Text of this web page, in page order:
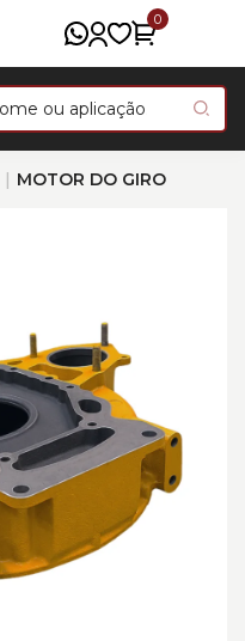
0
MOTOR DO GIRO